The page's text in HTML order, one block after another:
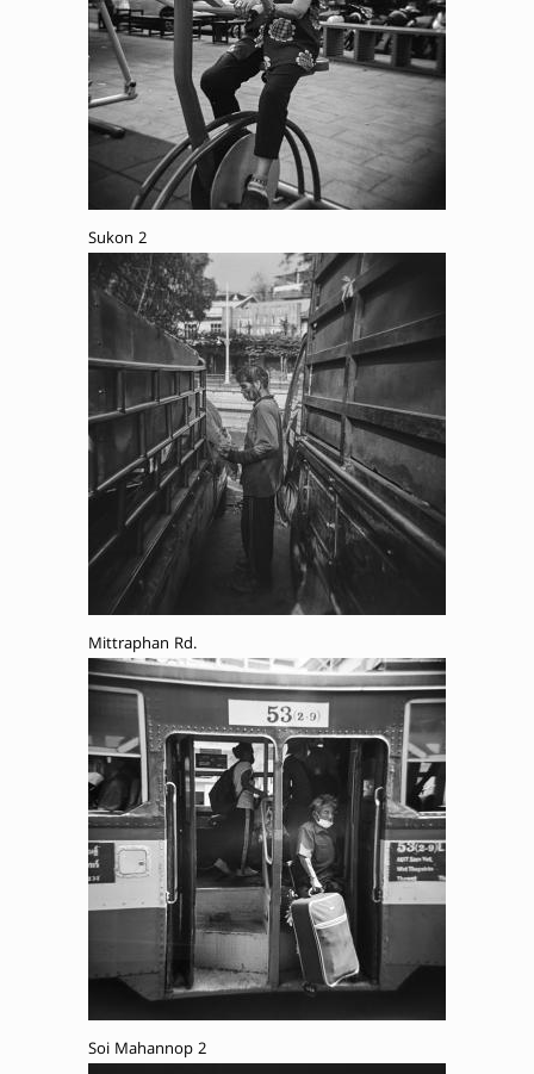
Sukon 2
Mittraphan Rd.
Soi Mahannop 2